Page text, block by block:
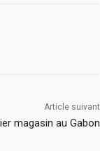
Article suivant
magasin au Gabon